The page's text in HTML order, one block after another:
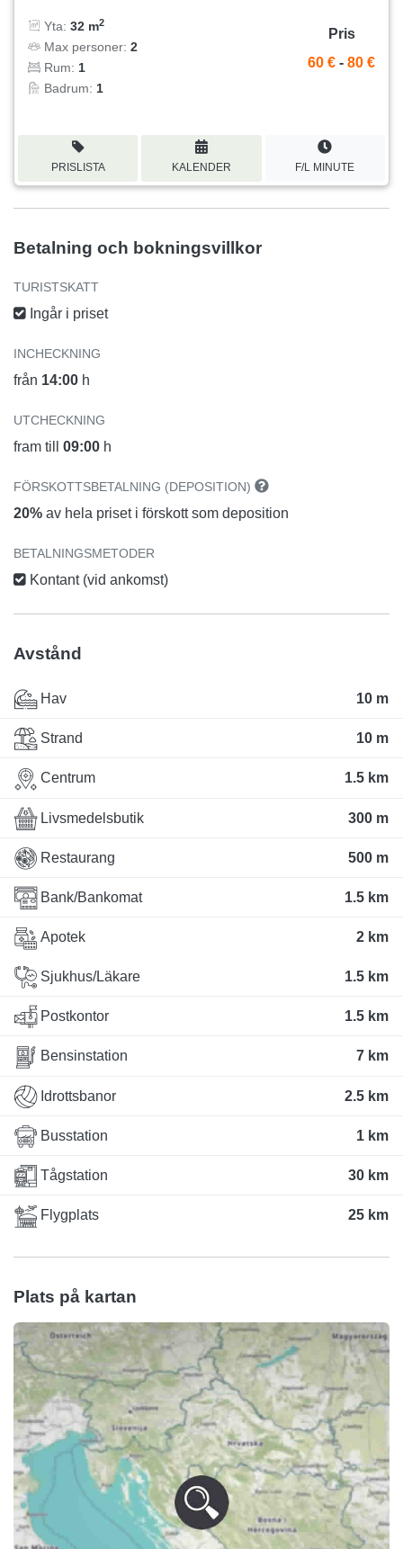
Yta: 32 m2
Max personer: 2
Rum: 1
Badrum: 1
Pris
60 € - 80 €
PRISLISTA KALENDER F/L MINUTE
Betalning och bokningsvillkor
TURISTSKATT
Ingår i priset
INCHECKNING
från 14:00 h
UTCHECKNING
fram till 09:00 h
FÖRSKOTTSBETALNING (DEPOSITION)
20% av hela priset i förskott som deposition
BETALNINGSMETODER
Kontant (vid ankomst)
Avstånd
Hav 10 m
Strand 10 m
Centrum 1.5 km
Livsmedelsbutik 300 m
Restaurang 500 m
Bank/Bankomat 1.5 km
Apotek 2 km
Sjukhus/Läkare 1.5 km
Postkontor 1.5 km
Bensinstation 7 km
Idrottsbanor 2.5 km
Busstation 1 km
Tågstation 30 km
Flygplats 25 km
Plats på kartan